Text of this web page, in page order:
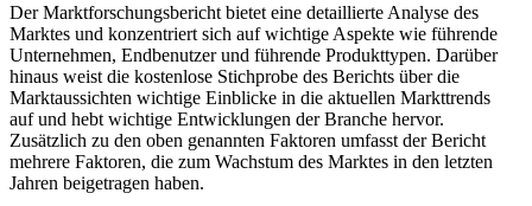
Der Marktforschungsbericht bietet eine detaillierte Analyse des
Marktes und konzentriert sich auf wichtige Aspekte wie führende
Unternehmen, Endbenutzer und führende Produkttypen. Darüber
hinaus weist die kostenlose Stichprobe des Berichts über die
Marktaussichten wichtige Einblicke in die aktuellen Markttrends
auf und hebt wichtige Entwicklungen der Branche hervor.
Zusätzlich zu den oben genannten Faktoren umfasst der Bericht
mehrere Faktoren, die zum Wachstum des Marktes in den letzten
Jahren beigetragen haben.